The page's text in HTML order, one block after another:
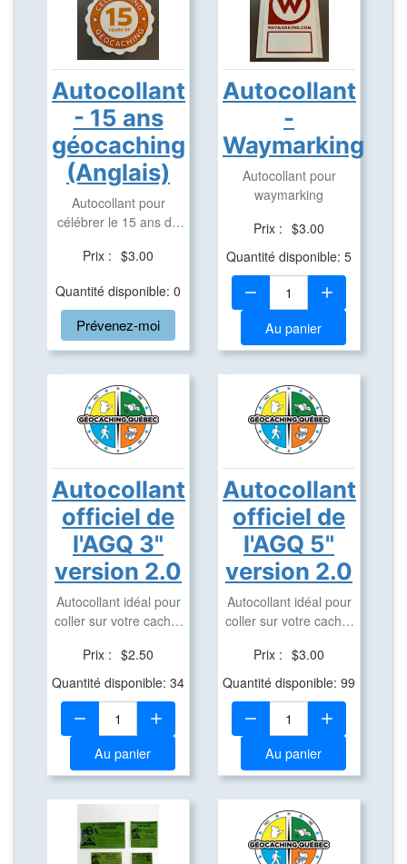
Autocollant
- 15 ans
géocaching
(Anglais)
Autocollant pour
célébrer le 15 ans de
Prix : $3.00
Quantité disponible: 0
Prévenez-moi
Autocollant
-
Waymarking
Autocollant pour
waymarking
Prix : $3.00
Quantité disponible: 5
Quantité:
Au panier
Autocollant
officiel de
l'AGQ 3"
version 2.0
Autocollant idéal pour
coller sur votre cache,
Prix : $2.50
Quantité disponible: 34
Quantité:
Au panier
Autocollant
officiel de
l'AGQ 5"
version 2.0
Autocollant idéal pour
coller sur votre cache,
Prix : $3.00
Quantité disponible: 99
Quantité:
Au panier